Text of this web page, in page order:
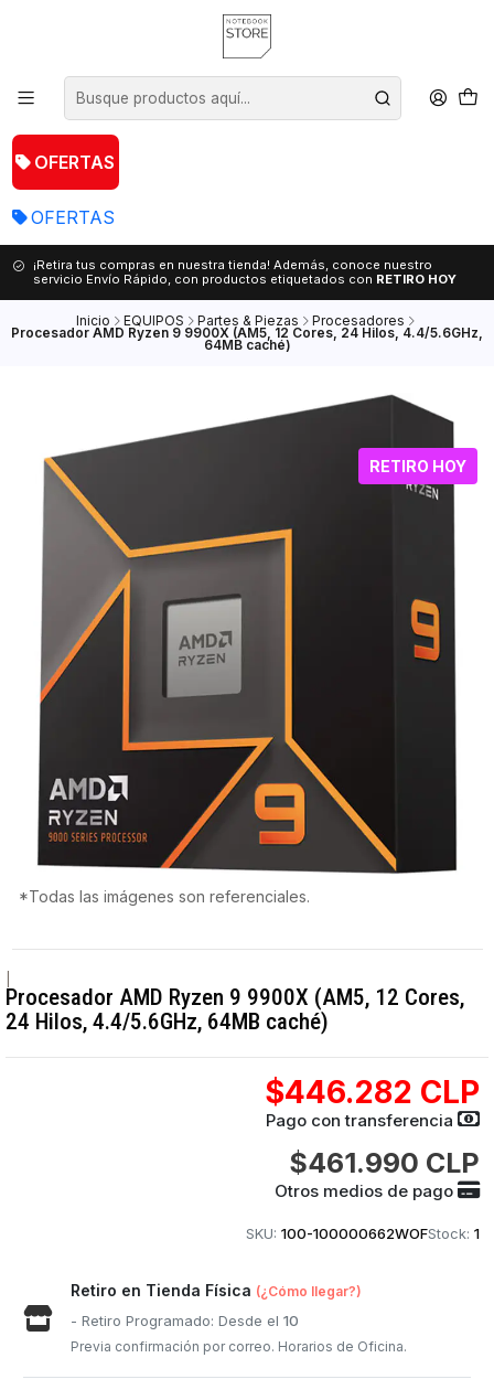
OFERTAS
OFERTAS
¡Retira tus compras en nuestra tienda! Además, conoce nuestro
servicio Envío Rápido, con productos etiquetados con RETIRO HOY
Inicio EQUIPOS Partes & Piezas Procesadores
Procesador AMD Ryzen 9 9900X (AM5, 12 Cores, 24 Hilos, 4.4/5.6GHz,
64MB caché)
RETIRO HOY
*Todas las imágenes son referenciales.
Procesador AMD Ryzen 9 9900X (AM5, 12 Cores,
24 Hilos, 4.4/5.6GHz, 64MB caché)
$446.282 CLP
Pago con transferencia
$461.990 CLP
Otros medios de pago
SKU: 100-100000662WOFStock: 1
Retiro en Tienda Física (¿Cómo llegar?)
- Retiro Programado: Desde el10
Previa confirmación por correo. Horarios de Oficina.